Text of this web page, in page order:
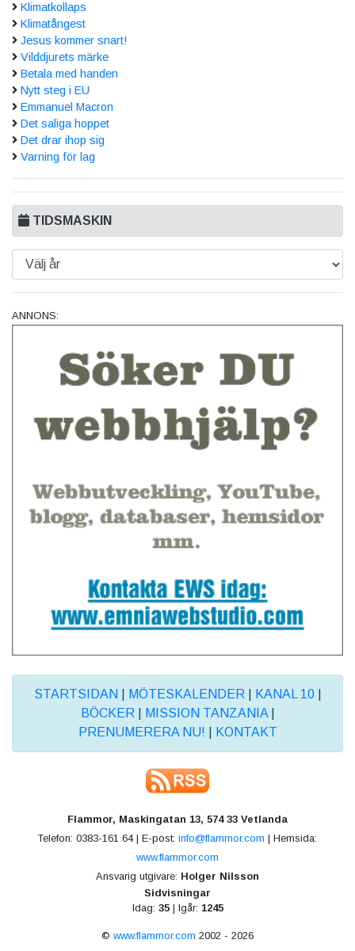
Klimatkollaps
Klimatångest
Jesus kommer snart!
Vilddjurets märke
Betala med handen
Nytt steg i EU
Emmanuel Macron
Det saliga hoppet
Det drar ihop sig
Varning för lag
TIDSMASKIN
ANNONS:
STARTSIDAN MÖTESKALENDER KANAL 10|
BÖCKER
MISSION TANZANIA|
PRENUMERERA NU!
KONTAKT
Flammor, Maskingatan 13, 574 33 Vetlanda
Telefon: 0383-161 64 | E-post: info@flammor.com | Hemsida:
www.flammor.com
Ansvarig utgivare: Holger Nilsson
Sidvisningar
Idag: 35| Igår: 1245
© www.flammor.com 2002 - 2026